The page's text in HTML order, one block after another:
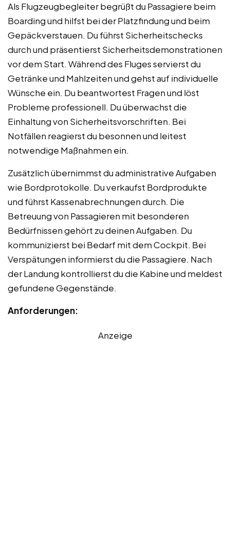
Als Flugzeugbegleiter begrüßt du Passagiere beim
Boarding und hilfst bei der Platzfindung und beim
Gepäckverstauen. Du führst Sicherheitschecks
durch und präsentierst Sicherheitsdemonstrationen
vor dem Start. Während des Fluges servierst du
Getränke und Mahlzeiten und gehst auf individuelle
Wünsche ein. Du beantwortest Fragen und löst
Probleme professionell. Du überwachst die
Einhaltung von Sicherheitsvorschriften. Bei
Notfällen reagierst du besonnen und leitest
notwendige Maßnahmen ein.
Zusätzlich übernimmst du administrative Aufgaben
wie Bordprotokolle. Du verkaufst Bordprodukte
und führst Kassenabrechnungen durch. Die
Betreuung von Passagieren mit besonderen
Bedürfnissen gehört zu deinen Aufgaben. Du
kommunizierst bei Bedarf mit dem Cockpit. Bei
Verspätungen informierst du die Passagiere. Nach
der Landung kontrollierst du die Kabine und meldest
gefundene Gegenstände.
Anforderungen:
Anzeige